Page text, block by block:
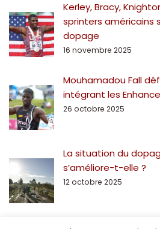
Kerley, Bracy,
sprinters américains
dopage
16 novembre 2025
Mouhamadou Fall
intégrant les
26 octobre 2025
La situation du
s’améliore-t-elle ?
12 octobre 2025